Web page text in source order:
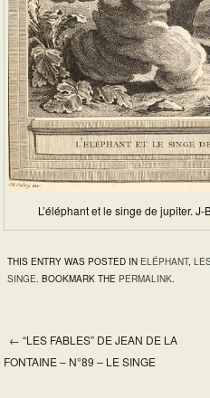
L’éléphant et le singe de jupiter.
THIS ENTRY WAS POSTED IN ELÉPHANT,
SINGE . BOOKMARK THE PERMALINK
Post navigation
← “LES FABLES” DE JEAN DE LA
FONTAINE – N°89 – LE SINGE